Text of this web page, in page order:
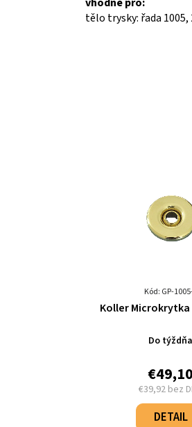
tělo trysky: řada 1005,
Kód: GP-
Koller Microkrytka
Do týždňa
€49,10
€39,92 bez
cena:
DETAIL